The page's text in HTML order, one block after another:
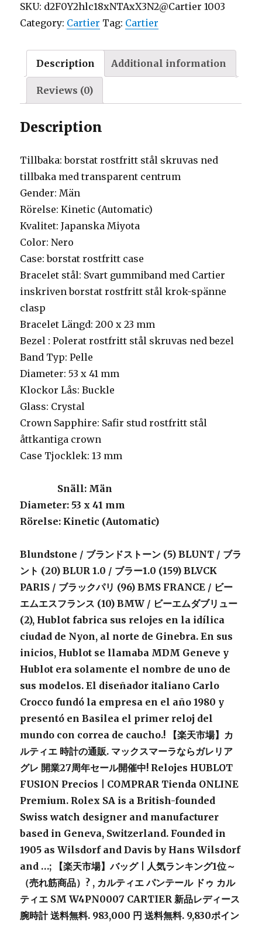
3770
quantity
SKU: d2F0Y2hlc18xNTAxX3N2@Cartier 1003
Category: Cartier Tag: Cartier
Description Additional information
Reviews (0)
Description
Tillbaka: borstat rostfritt stål skruvas ned
tillbaka med transparent centrum
Gender: Män
Rörelse: Kinetic (Automatic)
Kvalitet: Japanska Miyota
Color: Nero
Case: borstat rostfritt case
Bracelet stål: Svart gummiband med Cartier
inskriven borstat rostfritt stål krok-spänne
clasp
Bracelet Längd: 200 x 23 mm
Bezel : Polerat rostfritt stål skruvas ned bezel
Band Typ: Pelle
Diameter: 53 x 41 mm
Klockor Lås: Buckle
Glass: Crystal
Crown Sapphire: Safir stud rostfritt stål
åttkantiga crown
Case Tjocklek: 13 mm
Snäll: Män
Diameter: 53 x 41 mm
Rörelse: Kinetic (Automatic)
Blundstone / ブランドストーン (5) BLUNT / ブラ
ント (20) BLUR 1.0 / ブラー1.0 (159) BLVCK
PARIS / ブラックパリ (96) BMS FRANCE / ビー
エムエスフランス (10) BMW / ビーエムダブリュー
(2), Hublot fabrica sus relojes en la idílica
ciudad de Nyon, al norte de Ginebra. En sus
inicios, Hublot se llamaba MDM Geneve y
Hublot era solamente el nombre de uno de
sus modelos. El diseñador italiano Carlo
Crocco fundó la empresa en el año 1980 y
presentó en Basilea el primer reloj del
mundo con correa de caucho.! 【楽天市場】カ
ルティエ 時計の通販. マックスマーラならガレリア
グレ 開業27周年セール開催中! Relojes HUBLOT
FUSION Precios | COMPRAR Tienda ONLINE
Premium. Rolex SA is a British-founded
Swiss watch designer and manufacturer
based in Geneva, Switzerland. Founded in
1905 as Wilsdorf and Davis by Hans Wilsdorf
and …; 【楽天市場】バッグ | 人気ランキング1位～
（売れ筋商品）? , カルティエ パンテール ドゥ カル
ティエ SM W4PN0007 CARTIER 新品レディース
腕時計 送料無料. 983,000 円 送料無料. 9,830ポイン